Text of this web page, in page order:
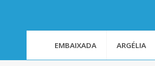
EMBAIXADA ARGÉLIA